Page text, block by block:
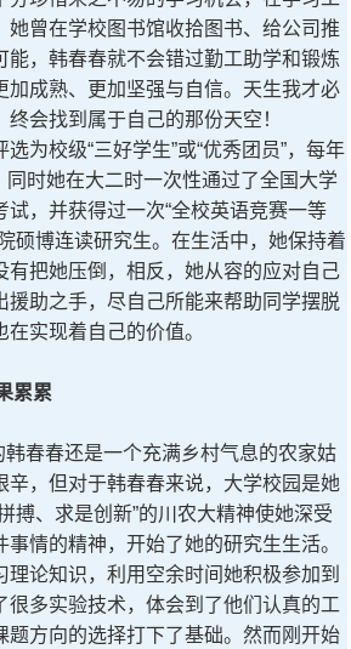
曾在学校图书馆收拾图书、给公司推
，韩春春就不会错过勤工助学和锻炼
成熟、更加坚强与自信。天生我才必
会找到属于自己的那份天空！
校级“三好学生”或“优秀团员”，每年
同时她在大二时一次性通过了全国大学
，并获得过一次“全校英语竞赛一等
硕博连读研究生。在生活中，她保持着
把她压倒，相反，她从容的应对自己
助之手，尽自己所能来帮助同学摆脱
实现着自己的价值。
累累
春春还是一个充满乡村气息的农家姑
，但对于韩春春来说，大学校园是她
搏、求是创新”的川农大精神使她深受
情的精神，开始了她的研究生生活。
论知识，利用空余时间她积极参加到
多实验技术，体会到了他们认真的工
方向的选择打下了基础。然而刚开始